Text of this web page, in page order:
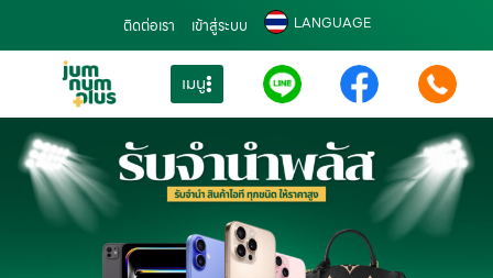
ติดต่อเรา เข้าสู่ระบบ LANGUAGE
เมนู